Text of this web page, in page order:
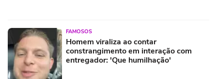
FAMOSOS
Homem viraliza ao contar
constrangimento em interação com
entregador: 'Que humilhação'